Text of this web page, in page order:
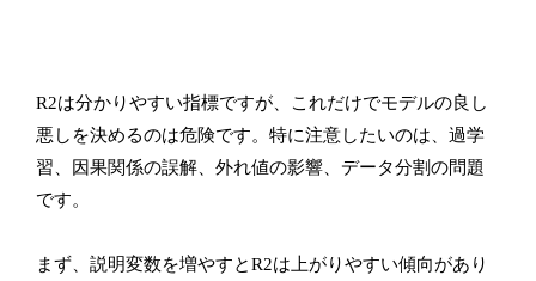
R2は分かりやすい指標ですが、これだけでモデルの良し
悪しを決めるのは危険です。特に注意したいのは、過学
習、因果関係の誤解、外れ値の影響、データ分割の問題
です。
まず、説明変数を増やすとR2は上がりやすい傾向があり